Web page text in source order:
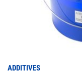
ADDITIVES